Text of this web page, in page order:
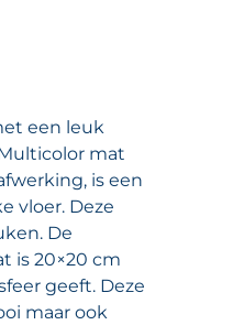
een leuk
mat
is een
vloer. Deze
De
is 20×20 cm
geeft. Deze
maar ook